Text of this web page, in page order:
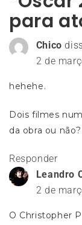
para
Chico
2 de
hehehe.
Dois filmes
da obra ou não?
Responder
Leandro
2 de
O Christopher